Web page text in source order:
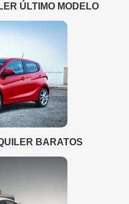
ÚLTIMO MODELO
BARATOS